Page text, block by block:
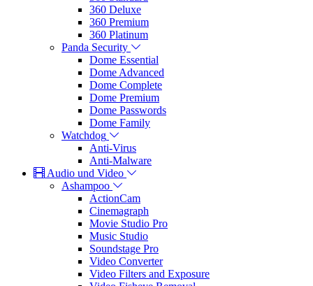
360 Deluxe
360 Premium
360 Platinum
Panda Security
Dome Essential
Dome Advanced
Dome Complete
Dome Premium
Dome Passwords
Dome Family
Watchdog
Anti-Virus
Anti-Malware
Audio und Video
Ashampoo
ActionCam
Cinemagraph
Movie Studio Pro
Music Studio
Soundstage Pro
Video Converter
Video Filters and Exposure